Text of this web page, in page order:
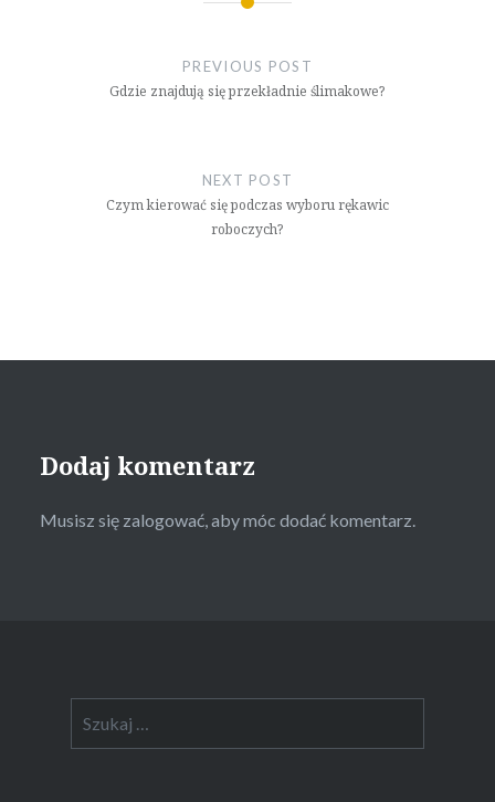
PREVIOUS POST
Gdzie znajdują się przekładnie ślimakowe?
NEXT POST
Czym kierować się podczas wyboru rękawic
roboczych?
Dodaj komentarz
Musisz się zalogować, aby móc dodać komentarz.